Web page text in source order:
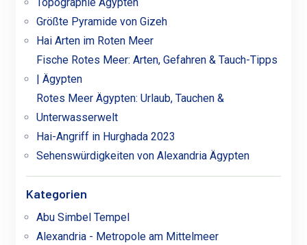
Größte Pyramide von Gizeh
Hai Arten im Roten Meer
Fische Rotes Meer: Arten, Gefahren & Tauch-Tipps
| Ägypten
Rotes Meer Ägypten: Urlaub, Tauchen &
Unterwasserwelt
Hai-Angriff in Hurghada 2023
Sehenswürdigkeiten von Alexandria Ägypten
Kategorien
Abu Simbel Tempel
Alexandria - Metropole am Mittelmeer